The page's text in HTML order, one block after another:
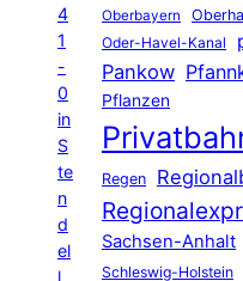
4
1
-
0
in
S
te
n
d
el
Oberbayern
Oder-Havel-Kanal
Pankow
Pflanzen
Regen
Sachsen-Anhalt
Schleswig-Holstein